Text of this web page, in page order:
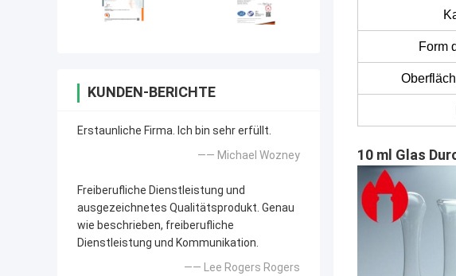
KUNDEN-BERICHTE
Erstaunliche Firma. Ich bin sehr erfüllt.
—— Michael Wozney
Freiberufliche Dienstleistung und
ausgezeichnetes Qualitätsprodukt. Genau
wie beschrieben, freiberufliche
Dienstleistung und Kommunikation.
—— Lee Rogers Rogers
Form
10 ml Glas